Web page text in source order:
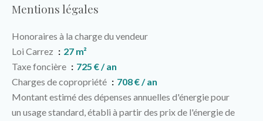
Mentions légales
Honoraires à la charge du vendeur
Loi Carrez
27 m²
Taxe foncière
725 € / an
Charges de copropriété
708 € / an
Montant estimé des dépenses annuelles d'énergie pour
un usage standard, établi à partir des prix de l'énergie de